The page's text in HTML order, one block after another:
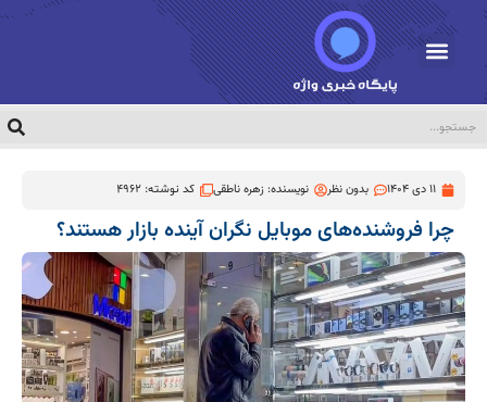
11 دی 1404 بدون نظر نویسنده:زهره ناطقی کد نوشته: 4962
چرا فروشنده‌های موبایل نگران آینده بازار هستند؟